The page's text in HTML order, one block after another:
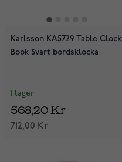
Karlsson KA5729 Table Clock
Book Svart bordsklocka
I lager
712,00 Kr
568,20 Kr